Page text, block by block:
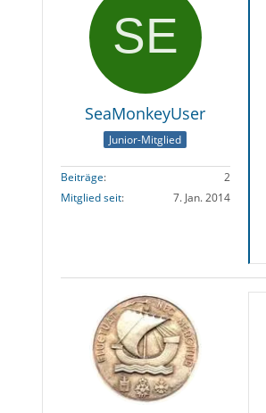
SeaMonkeyUser
Junior-Mitglied
Beiträge
2
Mitglied seit
7. Jan. 2014